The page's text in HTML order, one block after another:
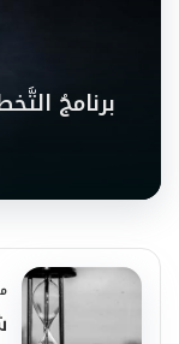
برنامجُ